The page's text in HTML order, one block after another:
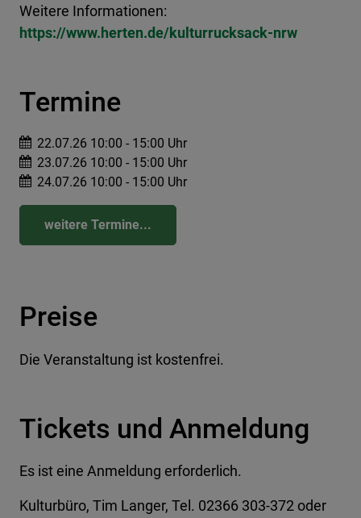
Weitere Informationen:
https://www.herten.de/kulturrucksack-nrw
Termine
22.07.26 10:00 - 15:00 Uhr
23.07.26 10:00 - 15:00 Uhr
24.07.26 10:00 - 15:00 Uhr
weitere Termine...
Preise
Die Veranstaltung ist kostenfrei.
Tickets und Anmeldung
Es ist eine Anmeldung erforderlich.
Kulturbüro, Tim Langer, Tel. 02366 303-372 oder